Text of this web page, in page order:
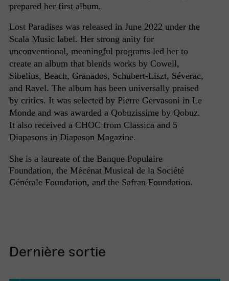
prepared her first album.
Lost Paradises was released in June 2022 under the
Scala Music label. Her strong anity for
unconventional, meaningful programs led her to
create an album that blends works by Cowell,
Sibelius, Beach, Granados, Schubert-Liszt, Séverac,
and Ravel. The album has been universally praised
by critics. It was selected by Pierre Gervasoni in Le
Monde and was awarded a Qobuzissime by Qobuz.
It also received a CHOC from Classica and 5
Diapasons in Diapason Magazine.
She is a laureate of the Banque Populaire
Foundation, the Mécénat Musical de la Société
Générale Foundation, and the Safran Foundation.
Dernière sortie